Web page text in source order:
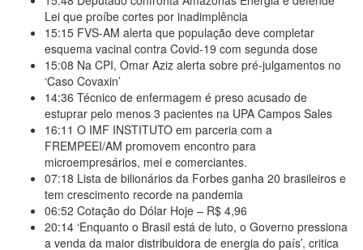
Lei que proíbe cortes por inadimplência
15:15 FVS-AM alerta que população deve completar
esquema vacinal contra Covid-19 com segunda dose
15:08 Na CPI, Omar Aziz alerta sobre pré-julgamentos no
‘Caso Covaxin’
14:36 Técnico de enfermagem é preso acusado de
estuprar pelo menos 3 pacientes na UPA Campos Sales
16:11 O IMF INSTITUTO em parceria com a
FREMPEEI/AM promovem encontro para
microempresários, mei e comerciantes.
07:18 Lista de bilionários da Forbes ganha 20 brasileiros e
tem crescimento recorde na pandemia
06:52 Cotação do Dólar Hoje – R$ 4,96
20:14 ‘Enquanto o Brasil está de luto, o Governo pressiona
a venda da maior distribuidora de energia do país’, critica